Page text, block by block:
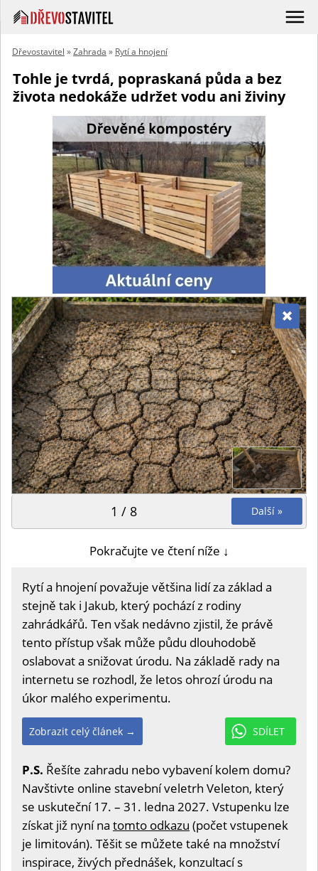
Dřevostavitel »Zahrada » Rytí a hnojení
Tohle je tvrdá, popraskaná půda a bez
života nedokáže udržet vodu ani živiny
Další »
1 / 8
Pokračujte ve čtení níže ↓
Rytí a hnojení považuje většina lidí za základ a
stejně tak i Jakub, který pochází z rodiny
zahrádkářů. Ten však nedávno zjistil, že právě
tento přístup však může půdu dlouhodobě
oslabovat a snižovat úrodu. Na základě rady na
internetu se rozhodl, že letos ohrozí úrodu na
úkor malého experimentu.
SDÍLET
Zobrazit celý článek →
P.S. Řešíte zahradu nebo vybavení kolem domu?
Navštivte online stavební veletrh Veleton, který
se uskuteční 17. – 31. ledna 2027. Vstupenku lze
získat již nyní na tomto odkazu (počet vstupenek
je limitován). Těšit se můžete také na množství
inspirace, živých přednášek, konzultací s